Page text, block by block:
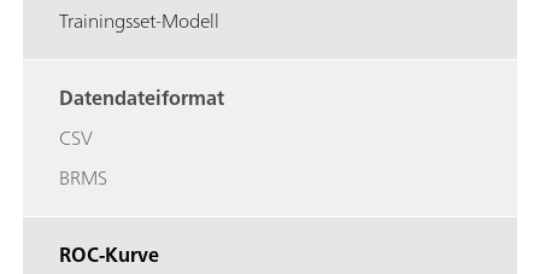
Trainingsset-Modell
Datendateiformat
CSV
BRMS
ROC-Kurve